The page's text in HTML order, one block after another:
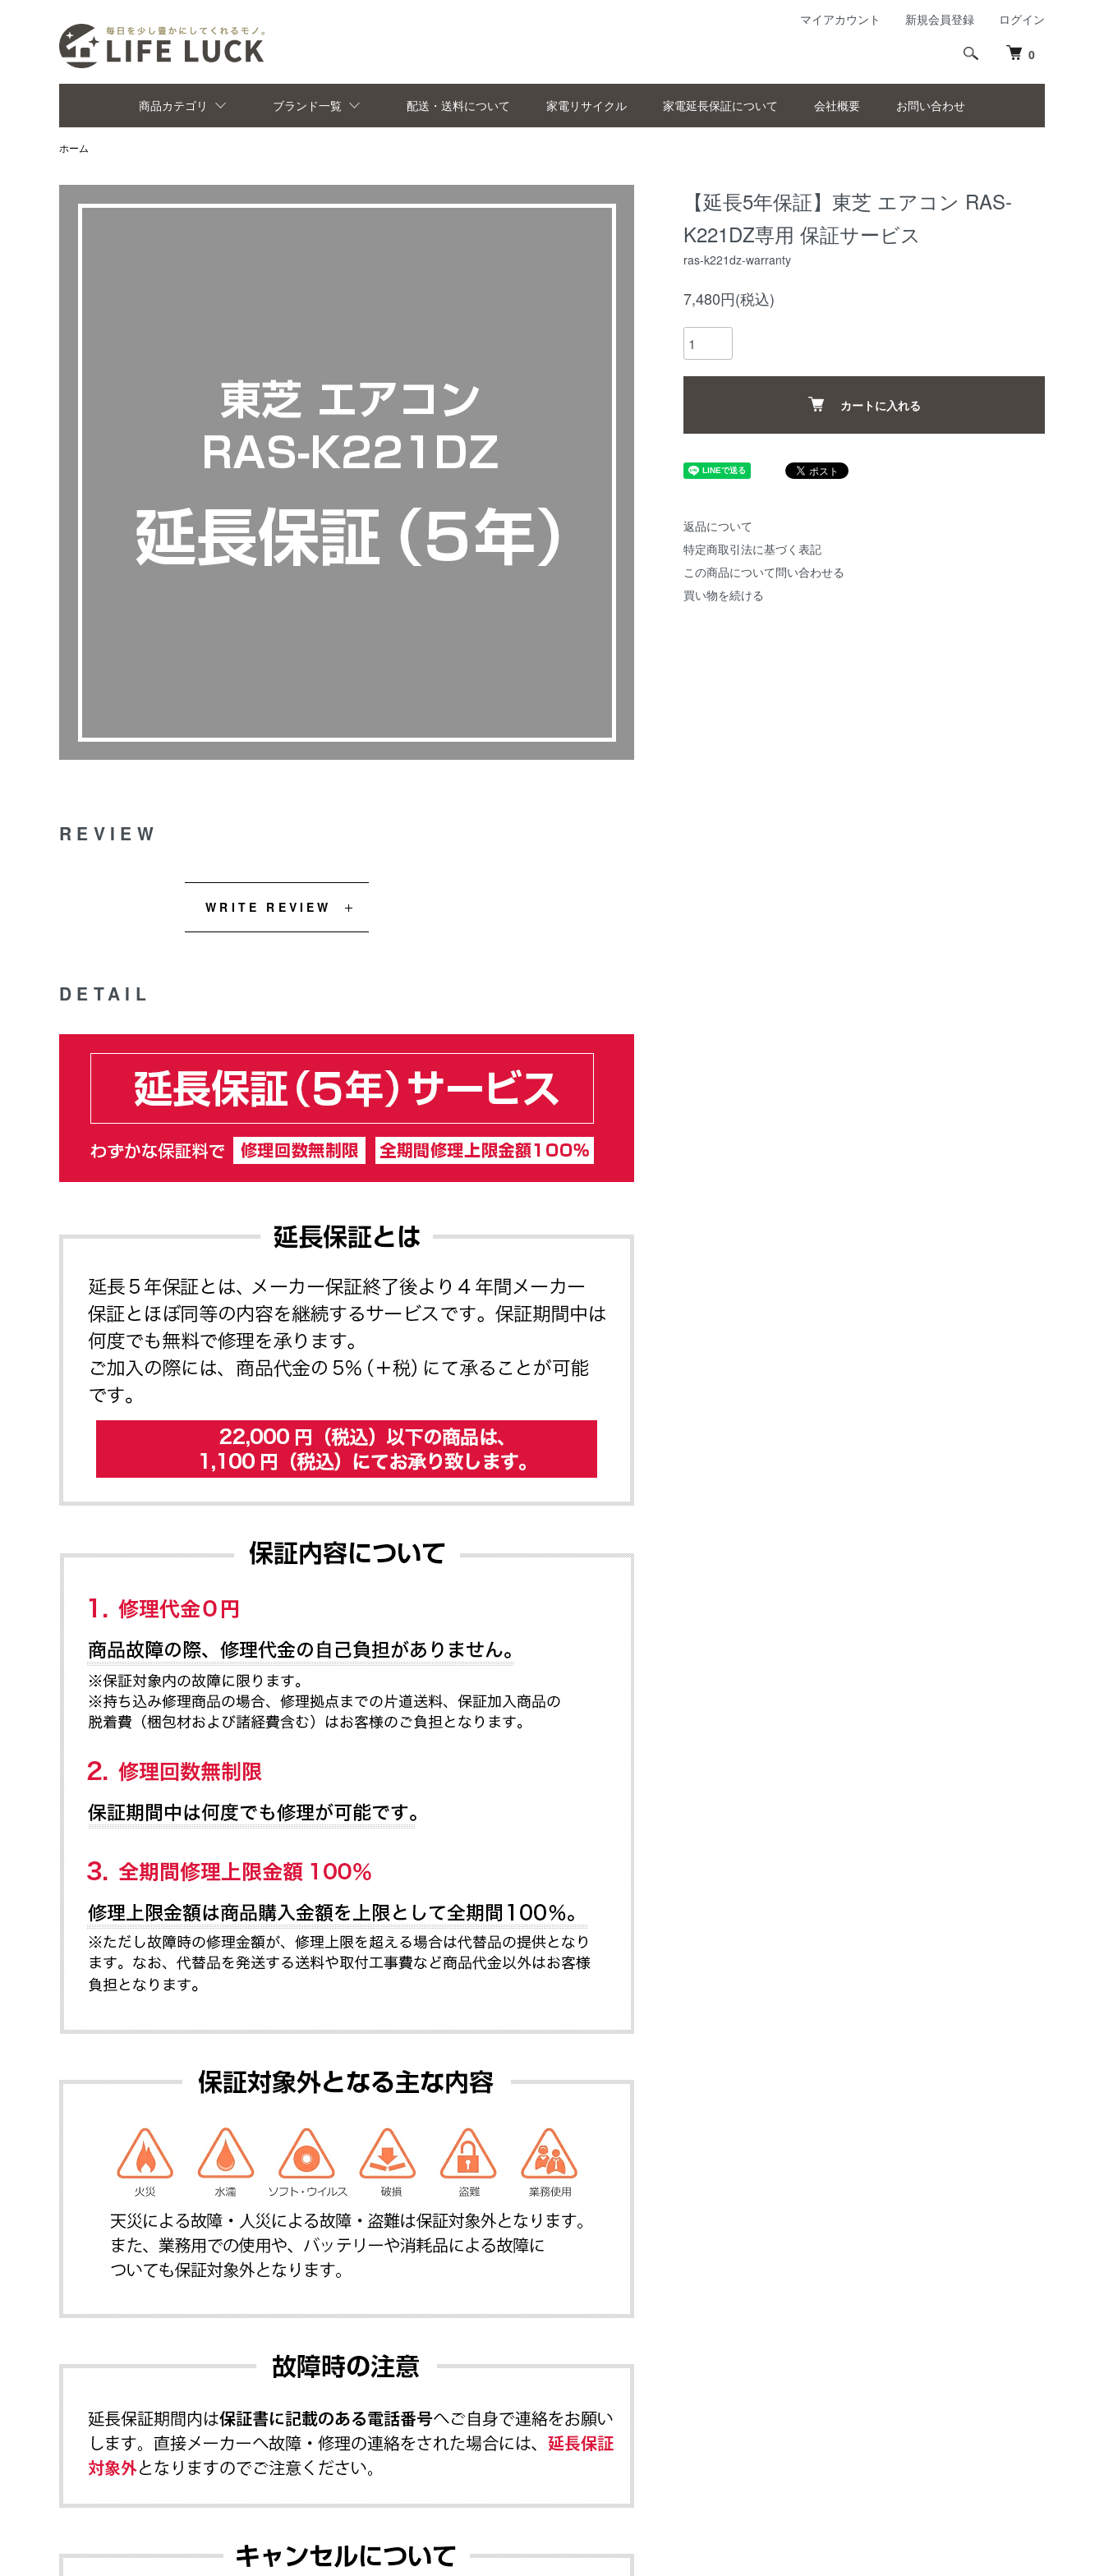
0
商品カテゴリ ブランド一覧 配送・送料について 家電リサイクル 家電延長保証について 会社概要 お問い合わせ
マイアカウント 新規会員登録 ログイン
ホーム
【延長5年保証】東芝 エアコン RAS-
K221DZ専用 保証サービス
ras-k221dz-warranty
7,480円(税込)
カートに入れる
返品について
特定商取引法に基づく表記
この商品について問い合わせる
買い物を続ける
DETAIL
REVIEW
WRITE REVIEW